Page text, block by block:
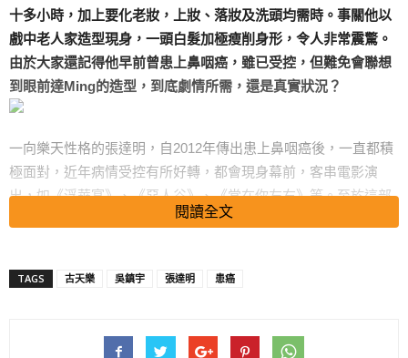
十多小時，加上要化老妝，上妝、落妝及洗頭均需時。事關他以
戲中老人家造型現身，一頭白髮加極瘦削身形，令人非常震驚。
由於大家還記得他早前曾患上鼻咽癌，雖已受控，但難免會聯想
到眼前達Ming的造型，到底劇情所需，還是真實狀況？
一向樂天性格的張達明，自2012年傳出患上鼻咽癌後，一直都積
極面對，近年病情受控有所好轉，都會現身幕前，客串電影演
出，如《浮華宴》、《惡人谷》、《常在你左右》等。至於這部
由邱禮濤執導的新作《家和萬事驚》，就是達Ming病癒後首次領
閱讀全文
TAGS 古天樂 吳鎮宇 張達明 患癌